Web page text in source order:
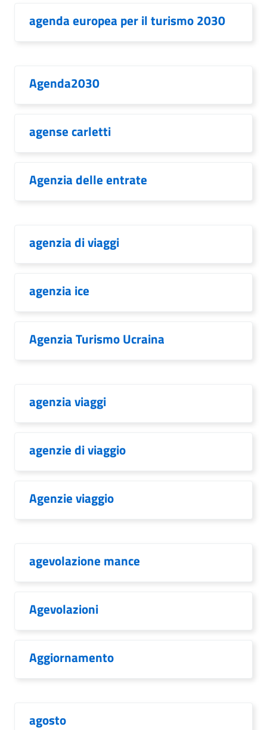
agenda europea per il turismo 2030
Agenda2030
agense carletti
Agenzia delle entrate
agenzia di viaggi
agenzia ice
Agenzia Turismo Ucraina
agenzia viaggi
agenzie di viaggio
Agenzie viaggio
agevolazione mance
Agevolazioni
Aggiornamento
agosto